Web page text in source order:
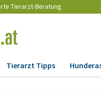
Tierarzt-Beratung
Tierarzt Tipps